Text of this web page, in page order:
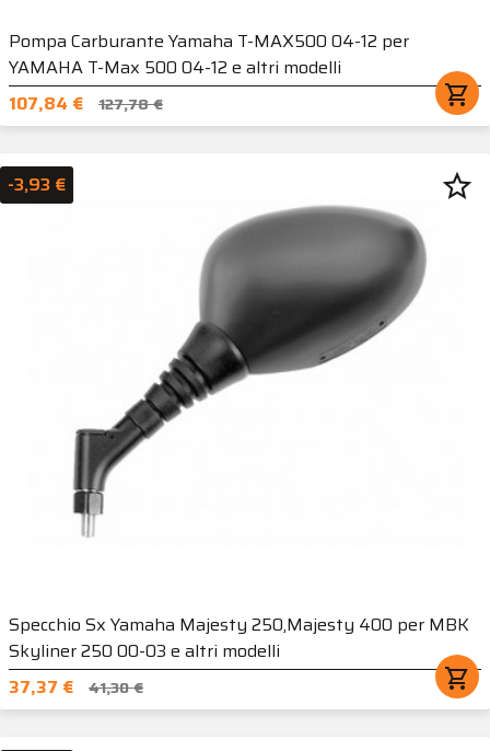
Pompa Carburante Yamaha T-MAX500 04-12 per
YAMAHA T-Max 500 04-12 e altri modelli
107,84 €
127,78 € shopping_cart
Specchio Sx Yamaha Majesty 250,Majesty 400 per MBK
Skyliner 250 00-03 e altri modelli
37,37 €
41,30 € shopping_cart
-3,93 € star_border